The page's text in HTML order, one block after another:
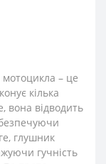
мотоцикла – це
кілька
вона відводить
глушник
гучність